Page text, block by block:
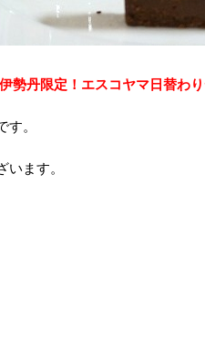
勢丹限定！エスコヤマ日替わ
。
ます。